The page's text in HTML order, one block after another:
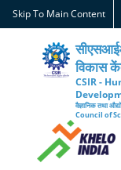
Skip
to
content
Skip To Main Content
विकास
CSIR -
वैज्ञानिक तथा
Council of